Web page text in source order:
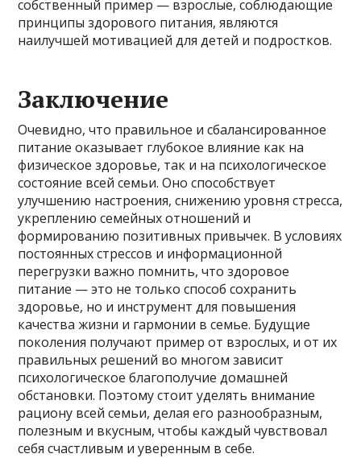
собственный пример — взрослые, соблюдающие
принципы здорового питания, являются
наилучшей мотивацией для детей и подростков.
Заключение
Очевидно, что правильное и сбалансированное
питание оказывает глубокое влияние как на
физическое здоровье, так и на психологическое
состояние всей семьи. Оно способствует
улучшению настроения, снижению уровня стресса,
укреплению семейных отношений и
формированию позитивных привычек. В условиях
постоянных стрессов и информационной
перегрузки важно помнить, что здоровое
питание — это не только способ сохранить
здоровье, но и инструмент для повышения
качества жизни и гармонии в семье. Будущие
поколения получают пример от взрослых, и от их
правильных решений во многом зависит
психологическое благополучие домашней
обстановки. Поэтому стоит уделять внимание
рациону всей семьи, делая его разнообразным,
полезным и вкусным, чтобы каждый чувствовал
себя счастливым и уверенным в себе.